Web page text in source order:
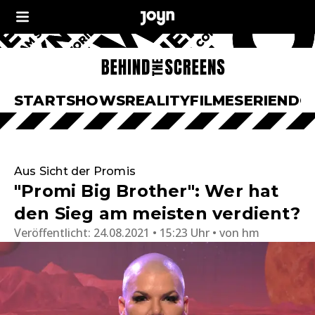
STARTSHOWSREALITYFILMESERIEN
Aus Sicht der Promis
"Promi Big Brother": Wer hat
den Sieg am meisten verdient?
Veröffentlicht: 24.08.2021 • 15:23 Uhr von hm